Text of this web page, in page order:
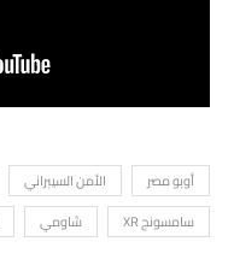
أوبو مصر الأمن السيبراني
سامسونج XR
شاومي